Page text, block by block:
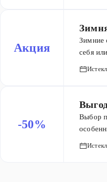
Акция
Зимние
себя
-50%
Выбор